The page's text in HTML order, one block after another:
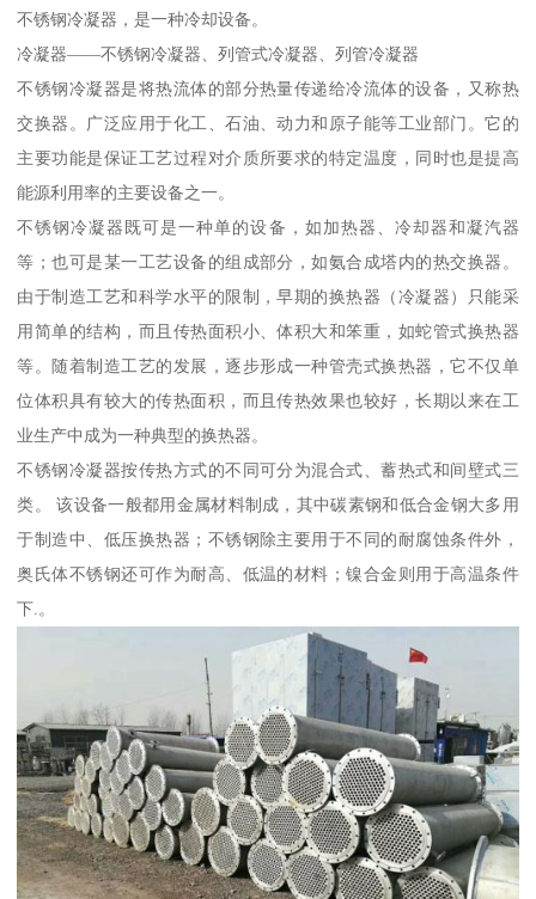
不锈钢冷凝器，是一种冷却设备。
冷凝器——不锈钢冷凝器、列管式冷凝器、列管冷凝器
不锈钢冷凝器是将热流体的部分热量传递给冷流体的设备，又称热
交换器。广泛应用于化工、石油、动力和原子能等工业部门。它的
主要功能是保证工艺过程对介质所要求的特定温度，同时也是提高
能源利用率的主要设备之一。
不锈钢冷凝器既可是一种单的设备，如加热器、冷却器和凝汽器
等；也可是某一工艺设备的组成部分，如氨合成塔内的热交换器。
由于制造工艺和科学水平的限制，早期的换热器（冷凝器）只能采
用简单的结构，而且传热面积小、体积大和笨重，如蛇管式换热器
等。随着制造工艺的发展，逐步形成一种管壳式换热器，它不仅单
位体积具有较大的传热面积，而且传热效果也较好，长期以来在工
业生产中成为一种典型的换热器。
不锈钢冷凝器按传热方式的不同可分为混合式、蓄热式和间壁式三
类。 该设备一般都用金属材料制成，其中碳素钢和低合金钢大多用
于制造中、低压换热器；不锈钢除主要用于不同的耐腐蚀条件外，
奥氏体不锈钢还可作为耐高、低温的材料；镍合金则用于高温条件
下.。